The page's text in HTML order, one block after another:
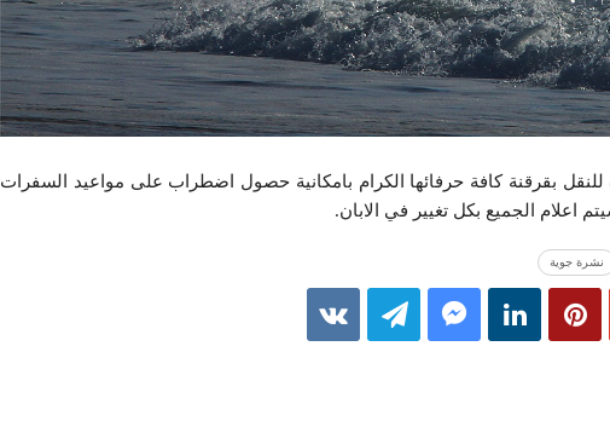
للنقل بقرقنة كافة حرفائها الكرام بامكانية حصول اضطراب على مواعيد السفرات
نشرة جوية